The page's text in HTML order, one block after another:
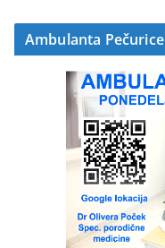
Ambulanta Pečurice